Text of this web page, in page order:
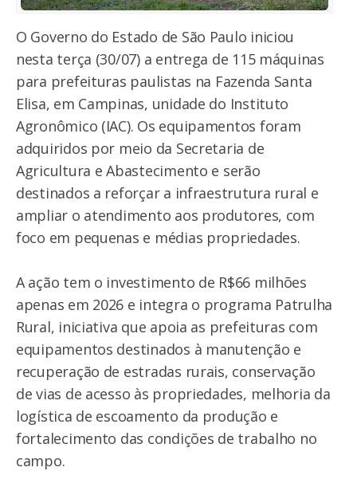
O Governo do Estado de São Paulo iniciou
nesta terça (30/07) a entrega de 115 máquinas
para prefeituras paulistas na Fazenda Santa
Elisa, em Campinas, unidade do Instituto
Agronômico (IAC). Os equipamentos foram
adquiridos por meio da Secretaria de
Agricultura e Abastecimento e serão
destinados a reforçar a infraestrutura rural e
ampliar o atendimento aos produtores, com
foco em pequenas e médias propriedades.
A ação tem o investimento de R$66 milhões
apenas em 2026 e integra o programa Patrulha
Rural, iniciativa que apoia as prefeituras com
equipamentos destinados à manutenção e
recuperação de estradas rurais, conservação
de vias de acesso às propriedades, melhoria da
logística de escoamento da produção e
fortalecimento das condições de trabalho no
campo.